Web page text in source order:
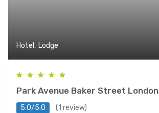
Hotel , Lodge
Park Avenue Baker Street London
5.0/5.0 (1 review)